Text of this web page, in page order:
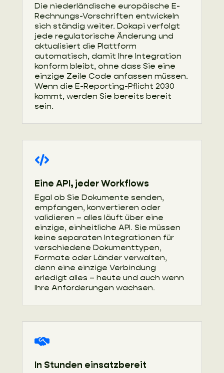
Die niederländische europäische E-
Rechnungs-Vorschriften entwickeln
sich ständig weiter. Dokapi verfolgt
jede regulatorische Änderung und
aktualisiert die Plattform
automatisch, damit Ihre Integration
konform bleibt, ohne dass Sie eine
einzige Zeile Code anfassen müssen.
Wenn die E-Reporting-Pflicht 2030
kommt, werden Sie bereits bereit
sein.
Eine API, jeder Workflows
Egal ob Sie Dokumente senden,
empfangen, konvertieren oder
validieren – alles läuft über eine
einzige, einheitliche API. Sie müssen
keine separaten Integrationen für
verschiedene Dokumenttypen,
Formate oder Länder verwalten,
denn eine einzige Verbindung
erledigt alles – heute und auch wenn
Ihre Anforderungen wachsen.
In Stunden einsatzbereit